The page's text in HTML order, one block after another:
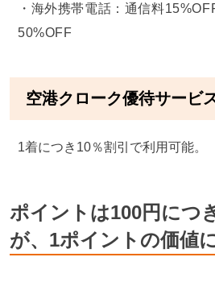
海外携帯電話：通信料
50%OFF
空港クローク優待サービ
1着につき10％割引で利用可能。
ポイントは100円につ
が、1ポイントの価値